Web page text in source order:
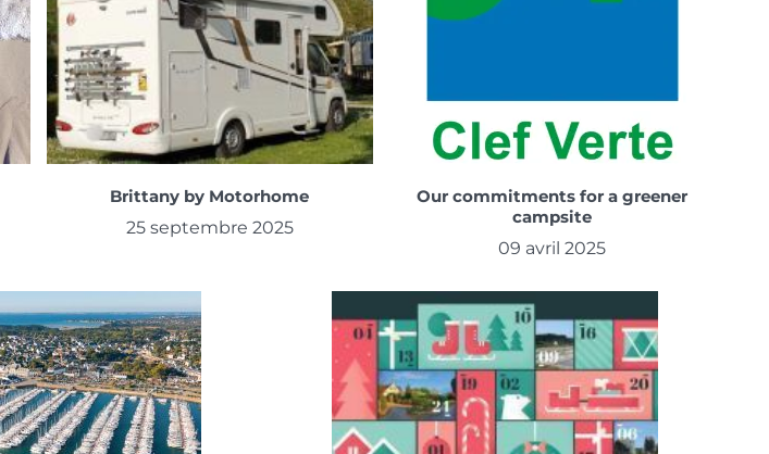
Brittany by Motorhome
25 septembre 2025
Our commitments for a greener
campsite
09 avril 2025